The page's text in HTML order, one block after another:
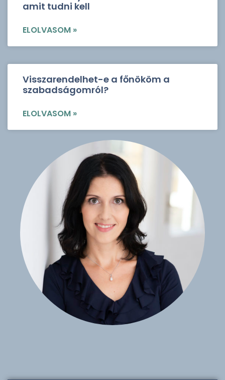
amit tudni kell
ELOLVASOM »
Visszarendelhet-e a főnököm a
szabadságomról?
ELOLVASOM »